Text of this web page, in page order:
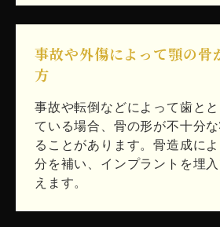
事故や外傷によって顎の骨
方
事故や転倒などによって歯と
ている場合、骨の形が不十分
ることがあります。骨造成に
分を補い、インプラントを埋
えます。